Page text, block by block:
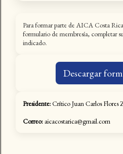
Para formar parte de AICA Costa
formulario de membresía, completar
indicado.
Descargar
Presidente:Crítico Juan Carlos Flores
Correo: aicacostarica@gmail.com